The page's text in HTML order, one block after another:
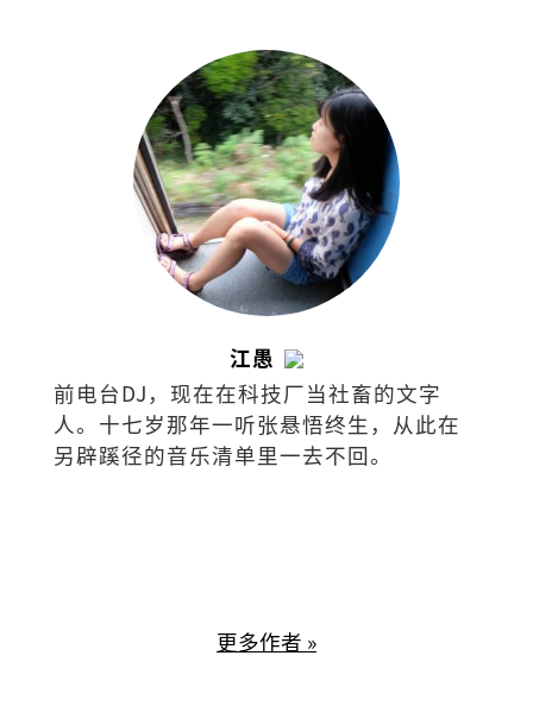
江愚
前电台DJ，现在在科技厂当社畜的文字
人。十七岁那年一听张悬悟终生，从此在
另辟蹊径的音乐清单里一去不回。
更多作者 »